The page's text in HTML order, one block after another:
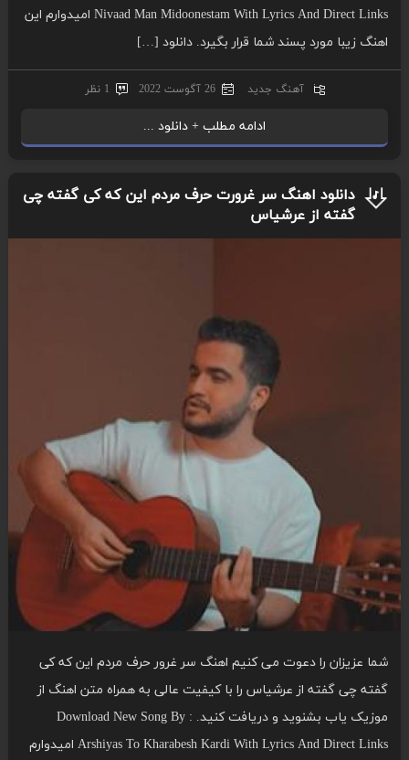
Nivaad Man Midoonestam With Lyrics And Direct Links امیدوارم این
اهنگ زیبا مورد پسند شما قرار بگیرد. دانلود […]
آهنگ جدید 26 آگوست 2022 1 نظر
ادامه مطلب + دانلود ...
دانلود اهنگ سر غرورت حرف مردم این که کی گفته چی
گفته از عرشیاس
شما عزیزان را دعوت می کنیم اهنگ سر غرور حرف مردم این که کی
گفته چی گفته از عرشیاس را با کیفیت عالی به همراه متن اهنگ از
موزیک یاب بشنوید و دریافت کنید. Download New Song By :
Arshiyas To Kharabesh Kardi With Lyrics And Direct Links امیدوارم